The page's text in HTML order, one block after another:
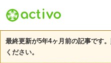
最終更新が5年4ヶ月前の記事です。
ください。
基本情報 募集詳細